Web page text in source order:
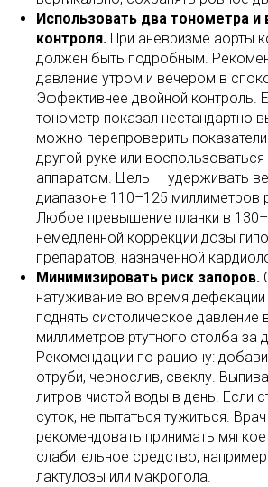
Использовать два тонометра и
контроля. При аневризме аорты
должен быть подробным.
давление утром и вечером в
Эффективнее двойной контроль.
тонометр показал нестандартно
можно перепроверить
другой руке или
аппаратом. Цель — удерживать
диапазоне 110–125 миллиметров
Любое превышение планки в
немедленной коррекции дозы
препаратов, назначенной
Минимизировать риск запоров.
натуживание во время
поднять систолическое давление
миллиметров ртутного столба за
Рекомендации по рациону:
отруби, чернослив, свеклу.
литров чистой воды в день. Если
суток, не пытаться тужиться.
рекомендовать принимать
слабительное средство,
лактулозы или макрогола.